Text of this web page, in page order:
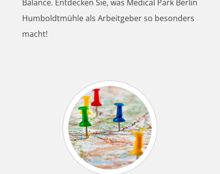
Balance. Entdecken Sie, was Medical Park Berlin
Humboldtmühle als Arbeitgeber so besonders
macht!